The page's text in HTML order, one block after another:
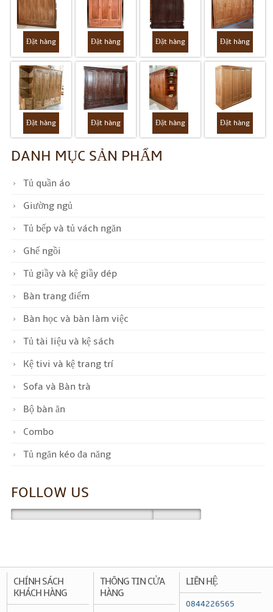
Đặt hàng Đặt hàng Đặt hàng Đặt hàng
Đặt hàng Đặt hàng Đặt hàng Đặt hàng
DANH MỤC SẢN PHẨM
Tủ quần áo
Giường ngủ
Tủ bếp và tủ vách ngăn
Ghế ngồi
Tủ giầy và kệ giầy dép
Bàn trang điểm
Bàn học và bàn làm việc
Tủ tài liệu và kệ sách
Kệ tivi và kệ trang trí
Sofa và Bàn trà
Bộ bàn ăn
Combo
Tủ ngăn kéo đa năng
FOLLOW US
CHÍNH SÁCH
KHÁCH HÀNG
THÔNG TIN CỬA
HÀNG
LIÊN HỆ
0844226565